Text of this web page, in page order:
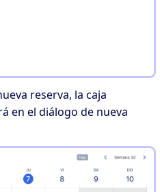
reserva, la caja
en el diálogo de nueva